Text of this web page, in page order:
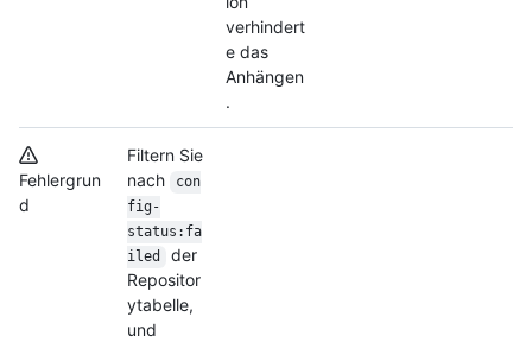
verhindert
e das
Anhängen
.
Fehlergrun
d
Filtern Sie
nach
con
fig-
status:fa
iled
der
Repositor
ytabelle,
und